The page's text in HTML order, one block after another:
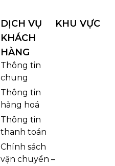
DỊCH VỤ
KHÁCH
HÀNG
Thông tin
chung
Thông tin
hàng hoá
Thông tin
thanh toán
Chính sách
vận chuyển –
KHU VỰC